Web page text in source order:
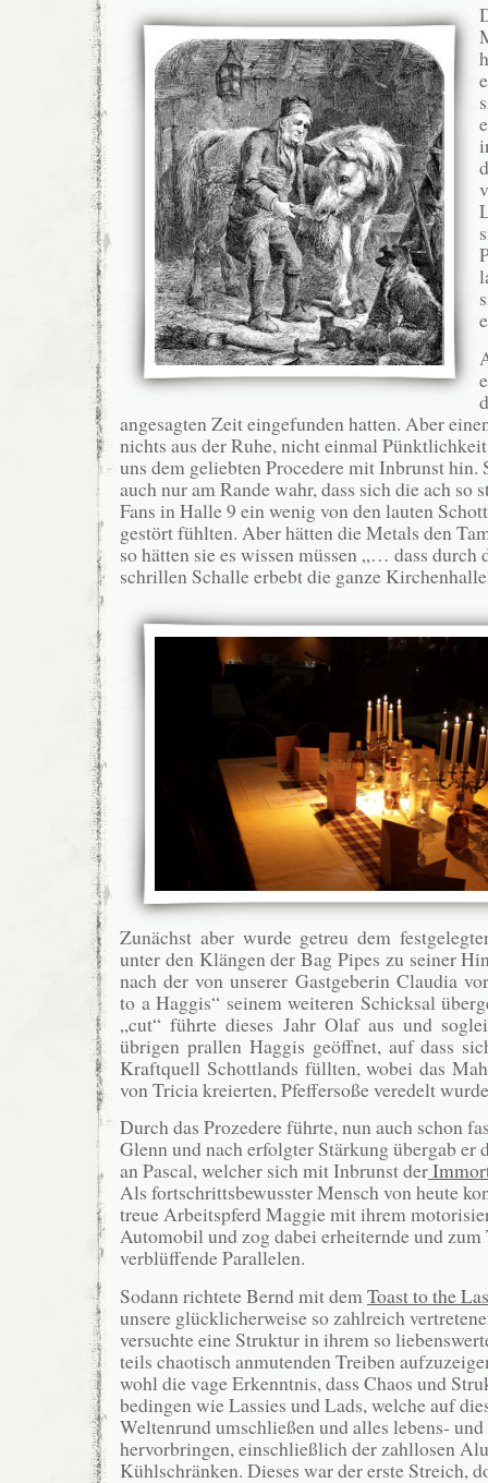
angesagten Zeit eingefunden hatten. Aber
nichts aus der Ruhe, nicht einmal
uns dem geliebten Procedere mit Inbrunst hin.
auch nur am Rande wahr, dass sich die ach so
Fans in Halle 9 ein wenig von den lauten
gestört fühlten. Aber hätten die Metals den
so hätten sie es wissen müssen „… dass durch
schrillen Schalle erbebt die ganze
Zunächst aber wurde getreu dem
unter den Klängen der Bag Pipes zu seiner
nach der von unserer Gastgeberin Claudia
to a Haggis“ seinem weiteren Schicksal
„cut“ führte dieses Jahr Olaf aus und
übrigen prallen Haggis geöffnet, auf dass
Kraftquell Schottlands füllten, wobei das
von Tricia kreierten, Pfeffersoße veredelt
Durch das Prozedere führte, nun auch schon
Glenn und nach erfolgter Stärkung übergab er
an Pascal, welcher sich mit Inbrunst der
Als fortschrittsbewusster Mensch von heute
treue Arbeitspferd Maggie mit ihrem
Automobil und zog dabei erheiternde und zum
verblüffende Parallelen.
Sodann richtete Bernd mit demToast to the
unsere glücklicherweise so zahlreich
versuchte eine Struktur in ihrem so
teils chaotisch anmutenden Treiben
wohl die vage Erkenntnis, dass Chaos und
bedingen wie Lassies und Lads, welche auf
Weltenrund umschließen und alles lebens-
hervorbringen, einschließlich der zahllosen
Kühlschränken. Dieses war der erste Streich,